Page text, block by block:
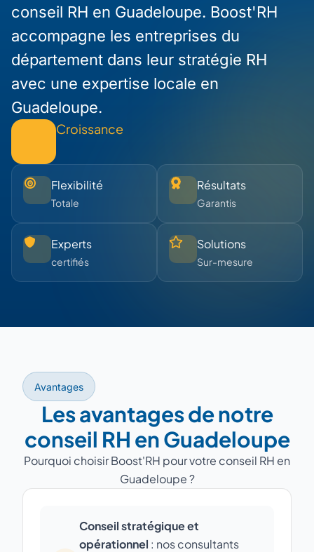
conseil RH en Guadeloupe. Boost'RH
accompagne les entreprises du
département dans leur stratégie RH
avec une expertise locale en
Guadeloupe.
Croissance
Flexibilité
Totale
Résultats
Garantis
Experts
certifiés
Solutions
Sur-mesure
Avantages
Les avantages de notre
conseil RH en Guadeloupe
Pourquoi choisir Boost'RH pour votre conseil RH en
Guadeloupe ?
Conseil stratégique et
opérationnel : nos consultants